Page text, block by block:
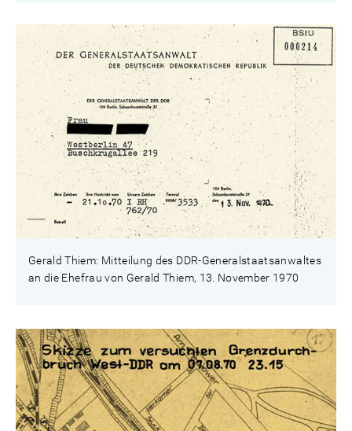
Gerald Thiem: Mitteilung des DDR-Generalstaatsanwaltes
an die Ehefrau von Gerald Thiem, 13. November 1970